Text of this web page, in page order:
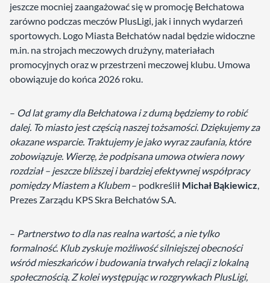
jeszcze mocniej zaangażować się w promocję Bełchatowa
zarówno podczas meczów PlusLigi, jak i innych wydarzeń
sportowych. Logo Miasta Bełchatów nadal będzie widoczne
m.in. na strojach meczowych drużyny, materiałach
promocyjnych oraz w przestrzeni meczowej klubu. Umowa
obowiązuje do końca 2026 roku.
– Od lat gramy dla Bełchatowa i z dumą będziemy to robić
dalej. To miasto jest częścią naszej tożsamości. Dziękujemy za
okazane wsparcie. Traktujemy je jako wyraz zaufania, które
zobowiązuje. Wierzę, że podpisana umowa otwiera nowy
rozdział – jeszcze bliższej i bardziej efektywnej współpracy
pomiędzy Miastem a Klubem– podkreślił Michał Bąkiewicz,
Prezes Zarządu KPS Skra Bełchatów S.A.
– Partnerstwo to dla nas realna wartość, a nie tylko
formalność. Klub zyskuje możliwość silniejszej obecności
wśród mieszkańców i budowania trwałych relacji z lokalną
społecznością. Z kolei występując w rozgrywkach PlusLigi,